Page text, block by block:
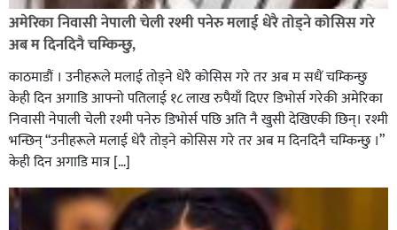
आगलागी सडक अबरुद्ध,
घोराहीको समृद्धिका लागि वडा–वडामा विशेष अभियान सञ्चालन
हुने,
अमेरिका निवासी नेपाली चेली रश्मी पनेरु मलाई धेरै तोड्ने कोसिस गरे
अब म दिनदिनै चम्किन्छु,
काठमाडौं । उनीहरूले मलाई तोड्ने धेरै कोसिस गरे तर अब म सधैं चम्किन्छु
केही दिन अगाडि आफ्नो पतिलाई १८ लाख रुपैयाँ दिएर डिभोर्स गरेकी अमेरिका
निवासी नेपाली चेली रश्मी पनेरु डिभोर्स पछि अति नै खुसी देखिएकी छिन्। रश्मी
भन्छिन् “उनीहरूले मलाई धेरै तोड्ने कोसिस गरे तर अब म दिनदिनै चम्किन्छु ।”
केही दिन अगाडि मात्र […]